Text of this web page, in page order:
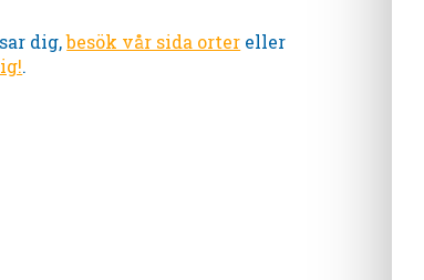
dig,besök vår sida orter eller
.